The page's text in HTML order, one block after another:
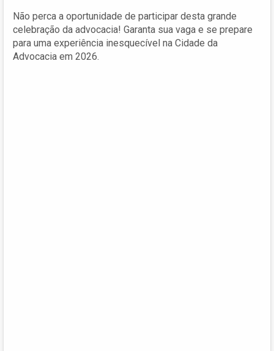
Não perca a oportunidade de participar desta grande
celebração da advocacia! Garanta sua vaga e se prepare
para uma experiência inesquecível na Cidade da
Advocacia em 2026.